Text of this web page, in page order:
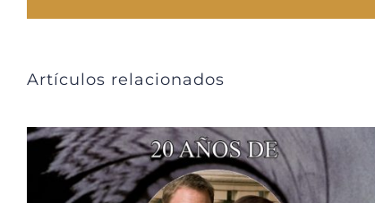
Artículos relacionados